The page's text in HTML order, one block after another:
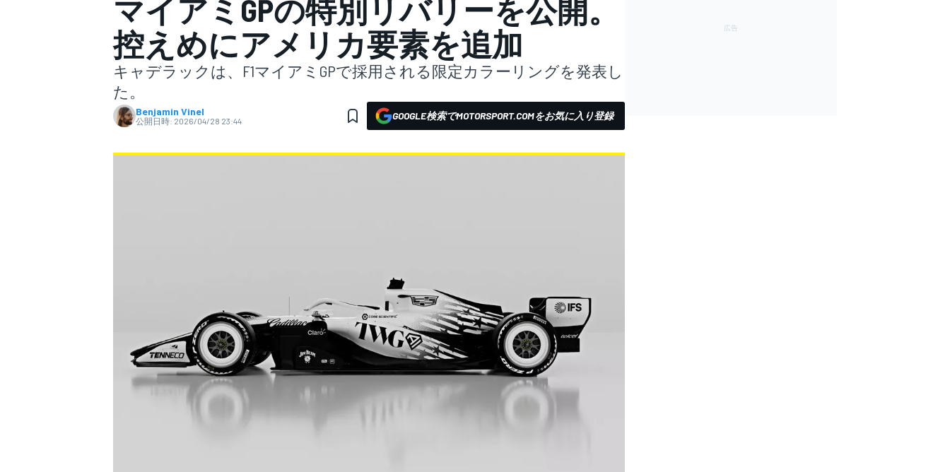
スーパーフォーミュラ
マイアミGPの特別リバリーを公開。
控えめにアメリカ要素を追加
キャデラックは、F1マイアミGPで採用される限定カラーリングを発表し
た。
Benjamin Vinel
公開日時: 2026/04/28 23:44 GOOGLE検索でMOTORSPORT.COMをお気に入り登録